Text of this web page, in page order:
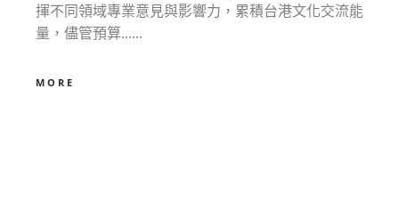
揮不同領域專業意見與影響力，累積台港文化交流能
量，儘管預算......
MORE